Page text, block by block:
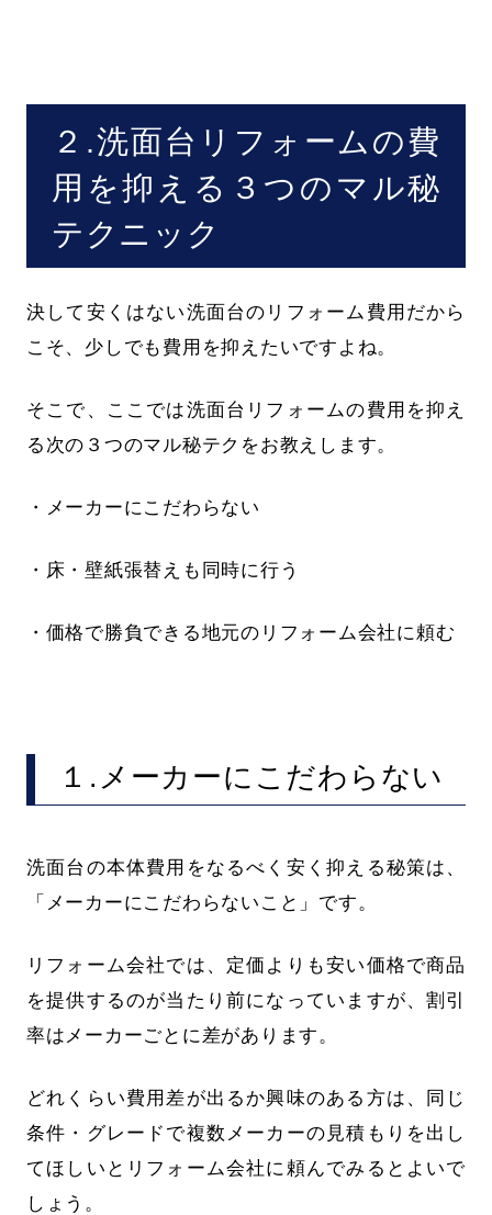
２.洗面台リフォームの費
用を抑える３つのマル秘
テクニック
決して安くはない洗面台のリフォーム費用だから
こそ、少しでも費用を抑えたいですよね。
そこで、ここでは洗面台リフォームの費用を抑え
る次の３つのマル秘テクをお教えします。
・メーカーにこだわらない
・床・壁紙張替えも同時に行う
・価格で勝負できる地元のリフォーム会社に頼む
１.メーカーにこだわらない
洗面台の本体費用をなるべく安く抑える秘策は、
「メーカーにこだわらないこと」です。
リフォーム会社では、定価よりも安い価格で商品
を提供するのが当たり前になっていますが、割引
率はメーカーごとに差があります。
どれくらい費用差が出るか興味のある方は、同じ
条件・グレードで複数メーカーの見積もりを出し
てほしいとリフォーム会社に頼んでみるとよいで
しょう。